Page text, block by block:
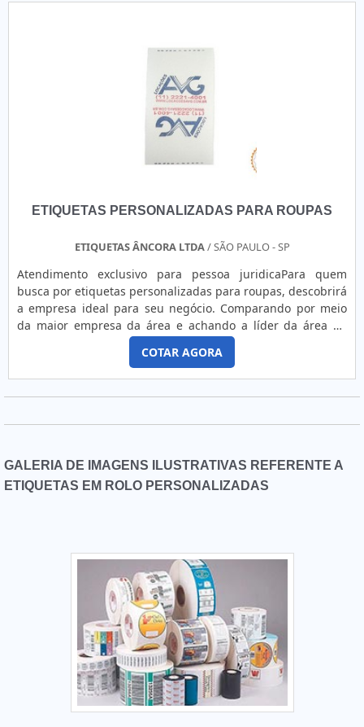
ETIQUETAS PERSONALIZADAS PARA ROUPAS
ETIQUETAS ÂNCORA LTDA/ SÃO PAULO - SP
Atendimento exclusivo para pessoa juridicaPara quem
busca por etiquetas personalizadas para roupas, descobrirá
a empresa ideal para seu negócio. Comparando por meio
da maior empresa da área e achando a líder da área de
atuação.OUTRAS INFORMAÇÕES SOBRE ETIQUETAS
PERSONALIZADAS PARA ROUPASQuem quer achar etiquetas
personalizadas para roupas encontra na Etiquetas âncora.
A empresa tem em seu escopo etiquetas personalizadas e
atualidade.Ainda com uma visão analítica sobre etiquetas
orçar com empresas que prezam por produtos e serviços
que tenham ótima qualidade e precisão, pequenos
detalhes, mas de grande valia para saber a procedência e
que tenham ótima qualidade e proteção, pontos
importantes que ficam de fora no planejamento de
empresas que visam apenas o lucro, deixando a desejar nos
outros fatores.ETIQUETAS ÂNCORA, LÍDER QUANDO
PRECISAR DE ETIQUETAS PERSONALIZADAS PARA
ROUPASAbaixo os motivos pelos quais a Etiquetas âncora é
a melhor opção quando precisar de etiquetas
personalizadas para roupas:Colaboradores qualificados
comercialmente e tecnicamente para melhor atender os
COTAR AGORA
GALERIA DE IMAGENS ILUSTRATIVAS REFERENTE A
ETIQUETAS EM ROLO PERSONALIZADAS